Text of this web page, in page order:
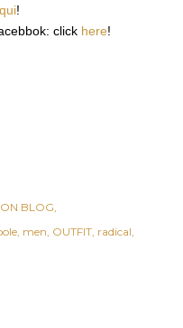
qui!
click here!
BLOG
men OUTFIT radical